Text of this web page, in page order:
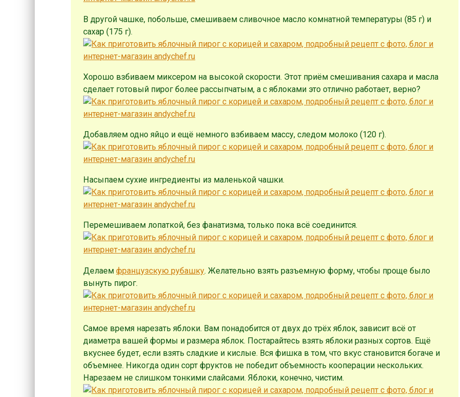
В другой чашке, побольше, смешиваем сливочное масло комнатной температуры (85 г) и
сахар (175 г).
Хорошо взбиваем миксером на высокой скорости. Этот приём смешивания сахара и масла
сделает готовый пирог более рассыпчатым, а с яблоками это отлично работает, верно?
Добавляем одно яйцо и ещё немного взбиваем массу, следом молоко (120 г).
Насыпаем сухие ингредиенты из маленькой чашки.
Перемешиваем лопаткой, без фанатизма, только пока всё соединится.
Делаемфранцузскую рубашку. Желательно взять разъемную форму, чтобы проще было
вынуть пирог.
Самое время нарезать яблоки. Вам понадобится от двух до трёх яблок, зависит всё от
диаметра вашей формы и размера яблок. Постарайтесь взять яблоки разных сортов. Ещё
вкуснее будет, если взять сладкие и кислые. Вся фишка в том, что вкус становится богаче и
объемнее. Никогда один сорт фруктов не победит объемность кооперации нескольких.
Нарезаем не слишком тонкими слайсами. Яблоки, конечно, чистим.